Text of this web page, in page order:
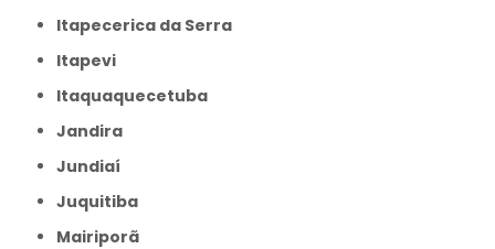
Itapecerica da Serra
Itapevi
Itaquaquecetuba
Jandira
Jundiaí
Juquitiba
Mairiporã